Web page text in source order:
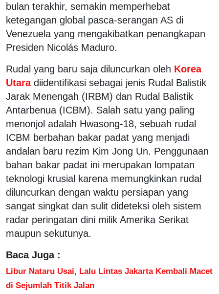
bulan terakhir, semakin memperhebat
ketegangan global pasca-serangan AS di
Venezuela yang mengakibatkan penangkapan
Presiden Nicolás Maduro.
Rudal yang baru saja diluncurkan oleh Korea
Utara diidentifikasi sebagai jenis Rudal Balistik
Jarak Menengah (IRBM) dan Rudal Balistik
Antarbenua (ICBM). Salah satu yang paling
menonjol adalah Hwasong-18, sebuah rudal
ICBM berbahan bakar padat yang menjadi
andalan baru rezim Kim Jong Un. Penggunaan
bahan bakar padat ini merupakan lompatan
teknologi krusial karena memungkinkan rudal
diluncurkan dengan waktu persiapan yang
sangat singkat dan sulit dideteksi oleh sistem
radar peringatan dini milik Amerika Serikat
maupun sekutunya.
Baca Juga :
Libur Nataru Usai, Lalu Lintas Jakarta Kembali Macet
di Sejumlah Titik Jalan